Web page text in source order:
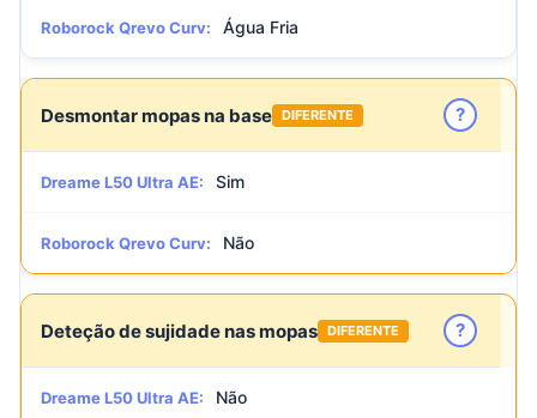
Roborock Qrevo Curv: Água Fria
Desmontar mopas na base DIFERENTE ?
Dreame L50 Ultra AE: Sim
Roborock Qrevo Curv: Não
Deteção de sujidade nas mopas DIFERENTE ?
Dreame L50 Ultra AE: Não